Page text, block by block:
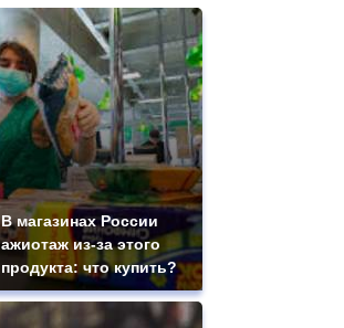
В магазинах России
ажиотаж из-за этого
продукта: что купить?